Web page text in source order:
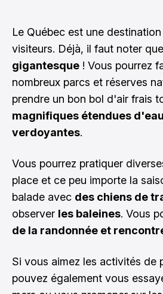
Le Québec est une
visiteurs. Déjà, il faut noter que
gigantesque ! Vous pourrez
nombreux parcs et réserves
prendre un bon bol d'air frais
magnifiques étendues
verdoyantes.
Vous pourrez pratiquer
place et ce peu importe la
balade avec des chiens de
observer les baleines. Vous
de la randonnée et
Si vous aimez les activités de
pouvez également vous